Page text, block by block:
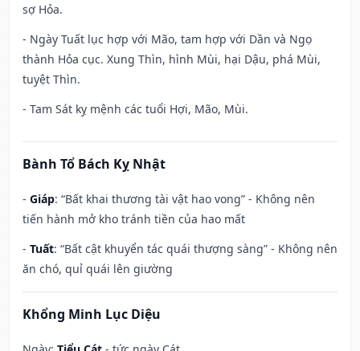
sợ Hỏa.
- Ngày Tuất lục hợp với Mão, tam hợp với Dần và Ngọ
thành Hỏa cục. Xung Thìn, hình Mùi, hại Dậu, phá Mùi,
tuyệt Thìn.
- Tam Sát kỵ mệnh các tuổi Hợi, Mão, Mùi.
Bành Tổ Bách Kỵ Nhật
- Giáp: “Bất khai thương tài vật hao vong” - Không nên
tiến hành mở kho tránh tiền của hao mất
- Tuất: “Bất cật khuyển tác quái thượng sàng” - Không nên
ăn chó, quỉ quái lên giường
Khổng Minh Lục Diệu